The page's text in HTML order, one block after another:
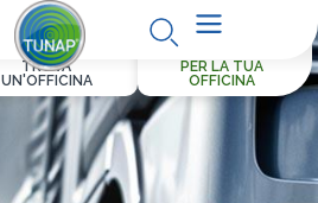
TROVA
UN'OFFICINA
PER LA TUA
OFFICINA